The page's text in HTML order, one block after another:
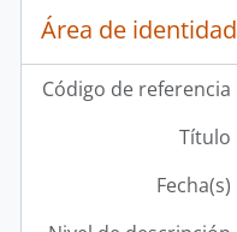
Área de identidad
Código de referencia
Título
Fecha(s)